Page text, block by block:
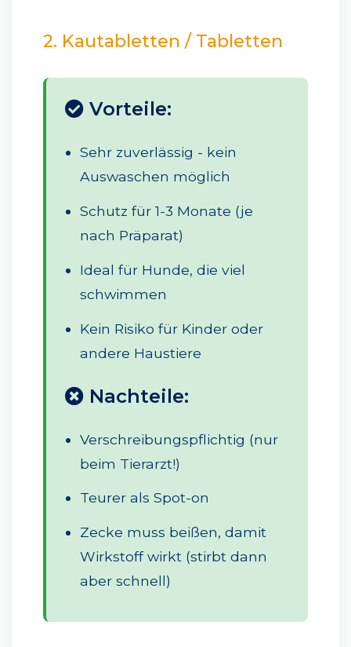
2. Kautabletten / Tabletten
Vorteile:
Sehr zuverlässig - kein
Auswaschen möglich
Schutz für 1-3 Monate (je
nach Präparat)
Ideal für Hunde, die viel
schwimmen
Kein Risiko für Kinder oder
andere Haustiere
Nachteile:
Verschreibungspflichtig (nur
beim Tierarzt!)
Teurer als Spot-on
Zecke muss beißen, damit
Wirkstoff wirkt (stirbt dann
aber schnell)